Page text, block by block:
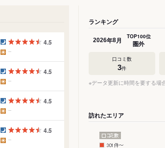
4.5
4.5
4.5
4.5
ランキング
2026年8月 TOP100位
圏外
口コミ数
3件
※データ更新に時間を要する場
訪れたエリア